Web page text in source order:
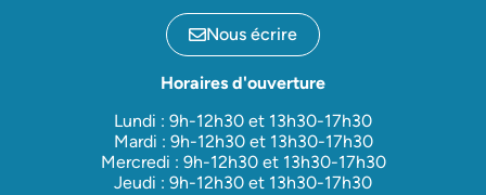
Nous écrire
Horaires d'ouverture
Lundi : 9h-12h30 et 13h30-17h30
Mardi : 9h-12h30 et 13h30-17h30
Mercredi : 9h-12h30 et 13h30-17h30
Jeudi : 9h-12h30 et 13h30-17h30